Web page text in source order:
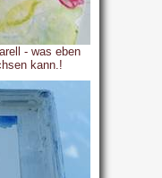
- was eben
kann.!